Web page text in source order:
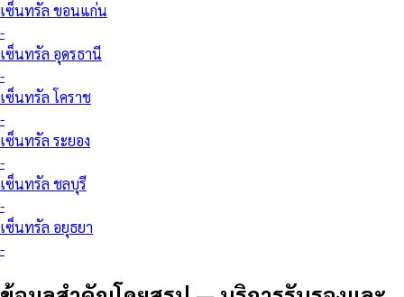
เซ็นทรัล ขอนแก่น
-
เซ็นทรัล อุดรธานี
-
เซ็นทรัล โคราช
-
เซ็นทรัล ระยอง
-
เซ็นทรัล ชลบุรี
-
เซ็นทรัล อยุธยา
-